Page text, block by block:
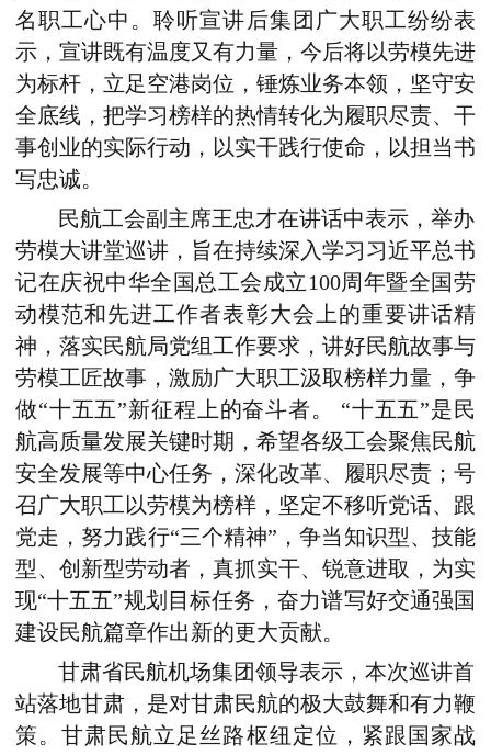
名职工心中。聆听宣讲后集团广大职工纷纷表
示，宣讲既有温度又有力量，今后将以劳模先进
为标杆，立足空港岗位，锤炼业务本领，坚守安
全底线，把学习榜样的热情转化为履职尽责、干
事创业的实际行动，以实干践行使命，以担当书
写忠诚。
民航工会副主席王忠才在讲话中表示，举办
劳模大讲堂巡讲，旨在持续深入学习习近平总书
记在庆祝中华全国总工会成立100周年暨全国劳
动模范和先进工作者表彰大会上的重要讲话精
神，落实民航局党组工作要求，讲好民航故事与
劳模工匠故事，激励广大职工汲取榜样力量，争
做“十五五”新征程上的奋斗者。 “十五五”是民
航高质量发展关键时期，希望各级工会聚焦民航
安全发展等中心任务，深化改革、履职尽责；号
召广大职工以劳模为榜样，坚定不移听党话、跟
党走，努力践行“三个精神”，争当知识型、技能
型、创新型劳动者，真抓实干、锐意进取，为实
现“十五五”规划目标任务，奋力谱写好交通强国
建设民航篇章作出新的更大贡献。
甘肃省民航机场集团领导表示，本次巡讲首
站落地甘肃，是对甘肃民航的极大鼓舞和有力鞭
策。甘肃民航立足丝路枢纽定位，紧跟国家战